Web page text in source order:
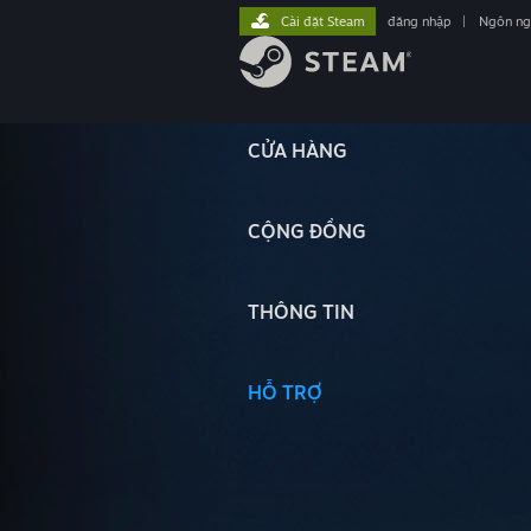
CỬA HÀNG
CỘNG ĐỒNG
THÔNG TIN
HỖ TRỢ
Cài đặt Steam đăng nhập Ngôn